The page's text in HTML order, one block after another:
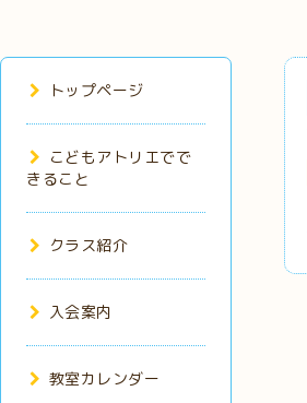
トップページ
こどもアトリエでで
きること
クラス紹介
入会案内
教室カレンダー